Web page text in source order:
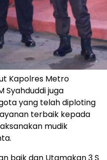
Kapolres Metro
Syahduddi juga
yang telah diploting
terbaik kepada
mudik